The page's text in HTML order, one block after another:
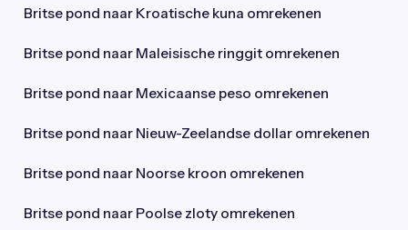
Britse pond naar Kroatische kuna omrekenen
Britse pond naar Maleisische ringgit omrekenen
Britse pond naar Mexicaanse peso omrekenen
Britse pond naar Nieuw-Zeelandse dollar omrekenen
Britse pond naar Noorse kroon omrekenen
Britse pond naar Poolse zloty omrekenen